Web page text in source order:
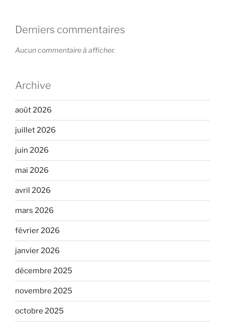
Derniers commentaires
Aucun commentaire à afficher.
Archive
août 2026
juillet 2026
juin 2026
mai 2026
avril 2026
mars 2026
février 2026
janvier 2026
décembre 2025
novembre 2025
octobre 2025